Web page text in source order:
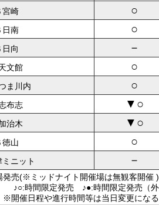
宮崎 ○
日南 ○
日向 －
文館 ○
ま川内 ○
布志 ▼○
治木 ▼○
徳山 ○
ミニット －
発売(※ミッドナイト開催場は無観客
♪○:時間限定発売 ♪●:時間限定発売
※開催日程や進行時間等は当日変更にな